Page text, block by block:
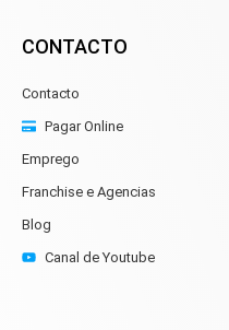
CONTACTO
Contacto
Pagar Online
Emprego
Franchise e Agencias
Blog
Canal de Youtube